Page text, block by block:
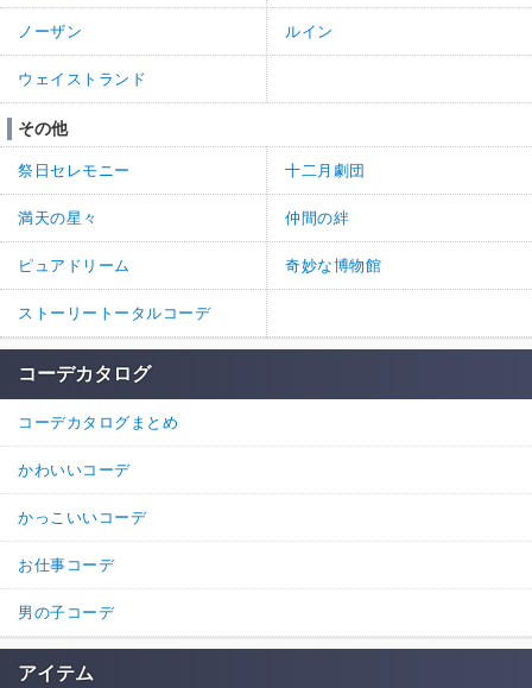
ノーザン ルイン
ウェイストランド
その他
祭日セレモニー 十二月劇団
満天の星々 仲間の絆
ピュアドリーム 奇妙な博物館
ストーリートータルコーデ
コーデカタログ
コーデカタログまとめ
かわいいコーデ
かっこいいコーデ
お仕事コーデ
男の子コーデ
アイテム